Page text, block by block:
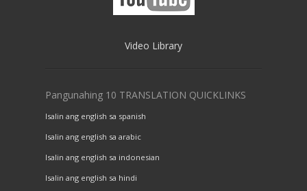
Video Library
Pangunahing 10 TRANSLATION QUICKLINKS
Isalin ang english sa spanish
Isalin ang english sa arabic
Isalin ang english sa indonesian
Isalin ang english sa hindi